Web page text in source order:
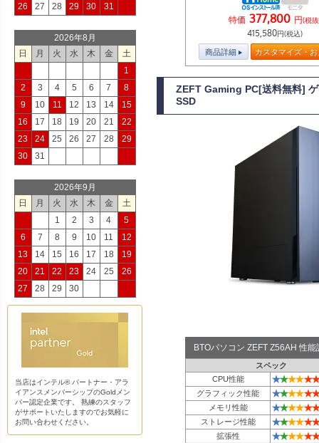
特価 377,800 円(税
415,580円(税込)
商品詳細 カスタマイズ・
ZEFT Gaming PC[送料無料]
SSD
BTOパソコン ZEFT Z56AH 性
スペック
CPU性能
★★★★★★
グラフィック性能 ★★★★★★
メモリ性能 ★★★★★★
ストレージ性能 ★★★★★★
拡張性 ★★★★★★
26
27 28 29 30 31
2026年8月
日
月 火 水 木 金
土
1
2
3 4 5 6 7
8
9
10 11 12 13 14
15
16
17 18 19 20 21
22
23
24 25 26 27 28
29
30
31
2026年9月
日
月 火 水 木 金
土
1
2 3 4
5
6
7 8 9 10 11
12
13
14 15 16 17 18
19
20
21 22 23 24 25
26
27
28 29 30
当店はインテル® パートナー・アラ
イアンスメンバーシップのGoldメン
バー認定企業です。 熟練のスタッフ
がサポートいたしますのでお気軽に
お問い合わせください。